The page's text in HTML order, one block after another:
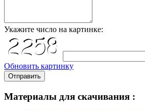
Укажите число на картинке:
Обновить картинку
Отправить
Материалы для скачивания :